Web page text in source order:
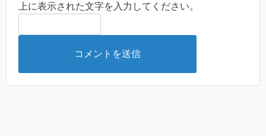
上に表示された文字を入力してください。